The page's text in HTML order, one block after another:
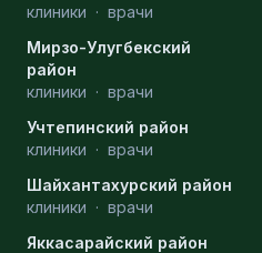
клиники · врачи
Мирзо-Улугбекский
район
клиники · врачи
Учтепинский район
клиники · врачи
Шайхантахурский район
клиники · врачи
Яккасарайский район